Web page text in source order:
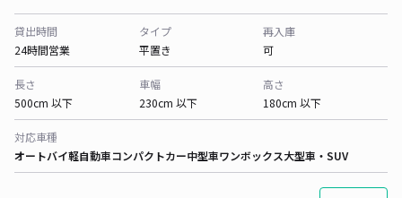
貸出時間
24時間営業
タイプ
平置き
再入庫
可
長さ
500cm 以下
車幅
230cm 以下
高さ
180cm 以下
対応車種
オートバイ軽自動車コンパクトカー中型車ワンボックス大型車・SUV